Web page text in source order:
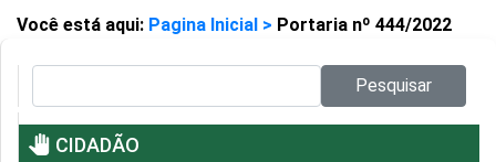
Você está aqui: Pagina Inicial > Portaria nº 444/2022
Pesquisar
pan_tool CIDADÃO